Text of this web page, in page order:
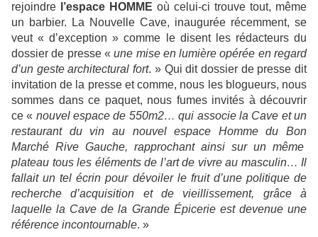
rejoindre
l’espace HOMME où celui-ci trouve tout, même
un barbier. La Nouvelle Cave, inaugurée récemment, se
veut « d’exception » comme le disent les rédacteurs du
dossier de presse «une mise en lumière opérée en regard
d’un geste architectural fort. » Qui dit dossier de presse dit
invitation de la presse et comme, nous les blogueurs, nous
sommes dans ce paquet, nous fumes invités à découvrir
ce « nouvel espace de 550m2… qui associe la Cave et un
restaurant du vin au nouvel espace Homme du Bon
Marché Rive Gauche, rapprochant ainsi sur un même
plateau tous les éléments de l’art de vivre au masculin… Il
fallait un tel écrin pour dévoiler le fruit d’une politique de
recherche d’acquisition et de vieillissement, grâce à
laquelle la Cave de la Grande Épicerie est devenue une
référence incontournable. »